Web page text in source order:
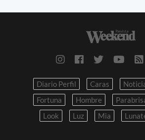
Diario Perfil Caras
Fortuna
Hombre
Look
Luz Mia